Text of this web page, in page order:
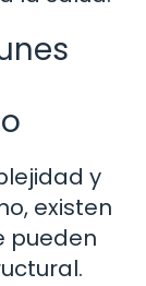
y
existen
pueden